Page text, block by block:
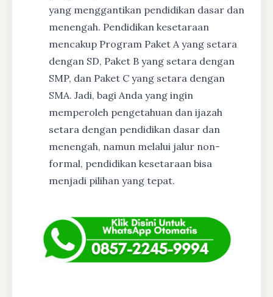
yang menggantikan pendidikan dasar dan
menengah. Pendidikan kesetaraan
mencakup Program Paket A yang setara
dengan SD, Paket B yang setara dengan
SMP, dan Paket C yang setara dengan
SMA. Jadi, bagi Anda yang ingin
memperoleh pengetahuan dan ijazah
setara dengan pendidikan dasar dan
menengah, namun melalui jalur non-
formal, pendidikan kesetaraan bisa
menjadi pilihan yang tepat.